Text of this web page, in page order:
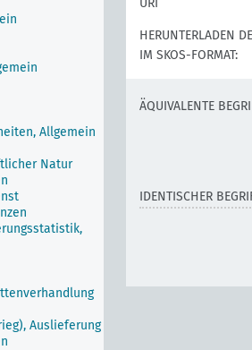
Allgemein
Natur
Auslieferung
URI
HERUNTERLADEN
IM SKOS-FORMAT:
ÄQUIVALENTE
IDENTISCHER